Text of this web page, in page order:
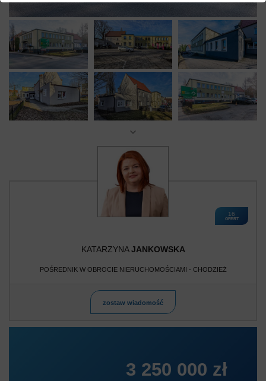
16
OFERT
KATARZYNAJANKOWSKA
POŚREDNIK W OBROCIE NIERUCHOMOŚCIAMI - CHODZIEŻ
zostaw wiadomość
3 250 000 zł